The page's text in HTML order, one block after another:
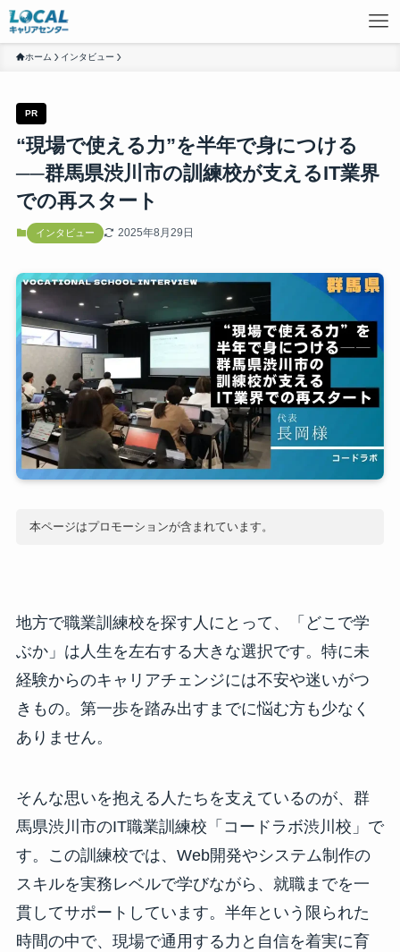
ホーム インタビュー
PR
“現場で使える力”を半年で身につける
──群馬県渋川市の訓練校が支えるIT業界
での再スタート
インタビュー 2025年8月29日
本ページはプロモーションが含まれています。
地方で職業訓練校を探す人にとって、「どこで学
ぶか」は人生を左右する大きな選択です。特に未
経験からのキャリアチェンジには不安や迷いがつ
きもの。第一歩を踏み出すまでに悩む方も少なく
ありません。
そんな思いを抱える人たちを支えているのが、群
馬県渋川市のIT職業訓練校「コードラボ渋川校」で
す。この訓練校では、Web開発やシステム制作の
スキルを実務レベルで学びながら、就職までを一
貫してサポートしています。半年という限られた
時間の中で、現場で通用する力と自信を着実に育